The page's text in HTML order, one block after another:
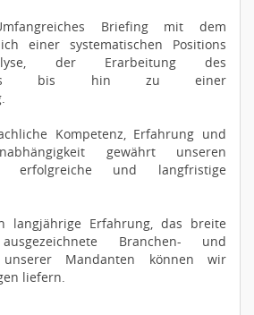
Briefing mit dem
einer systematischen Positions
der Erarbeitung des
bis hin zu einer
Kompetenz, Erfahrung und
gewährt unseren
erfolgreiche und langfristige
langjährige Erfahrung, das breite
Branchen- und
unserer Mandanten können wir
liefern.